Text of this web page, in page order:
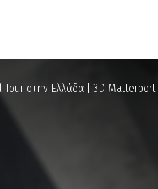
Tour στην Ελλάδα | 3D